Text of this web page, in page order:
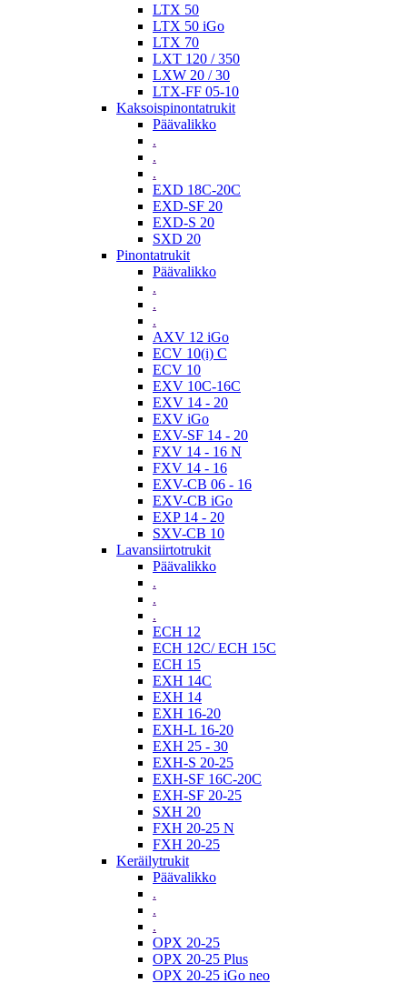
LTX 50
LTX 50 iGo
LTX 70
LXT 120 / 350
LXW 20 / 30
LTX-FF 05-10
Kaksoispinontatrukit
Päävalikko
.
.
.
EXD 18C-20C
EXD-SF 20
EXD-S 20
SXD 20
Pinontatrukit
Päävalikko
.
.
.
AXV 12 iGo
ECV 10(i) C
ECV 10
EXV 10C-16C
EXV 14 - 20
EXV iGo
EXV-SF 14 - 20
FXV 14 - 16 N
FXV 14 - 16
EXV-CB 06 - 16
EXV-CB iGo
EXP 14 - 20
SXV-CB 10
Lavansiirtotrukit
Päävalikko
.
.
.
ECH 12
ECH 12C/ ECH 15C
ECH 15
EXH 14C
EXH 14
EXH 16-20
EXH-L 16-20
EXH 25 - 30
EXH-S 20-25
EXH-SF 16C-20C
EXH-SF 20-25
SXH 20
FXH 20-25 N
FXH 20-25
Keräilytrukit
Päävalikko
.
.
.
OPX 20-25
OPX 20-25 Plus
OPX 20-25 iGo neo